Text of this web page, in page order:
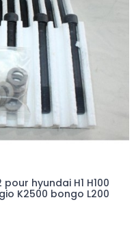
hyundai H1 H100
K2500 bongo L200